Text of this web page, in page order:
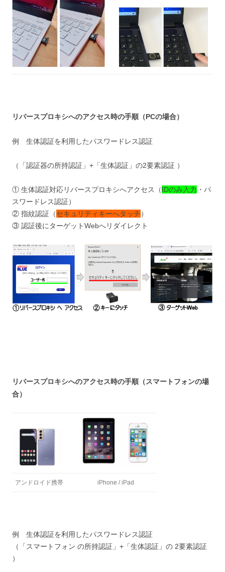
リバースプロキシへのアクセス時の手順（PCの場合）
例 生体認証を利用したパスワードレス認証
（「認証器の所持認証」+「生体認証」の2要素認証 ）
① 生体認証対応リバースプロキシへアクセス（IDのみ入力 ・パ
スワードレス認証）
② 指紋認証（セキュリティキーへタッチ）
③ 認証後にターゲットWebへリダイレクト
リバースプロキシへのアクセス時の手順（スマートフォンの場
合）
アンドロイド携帯 iPhone / iPad
例 生体認証を利用したパスワードレス認証
（「スマートフォン の所持認証」+「生体認証」の 2要素認証
）